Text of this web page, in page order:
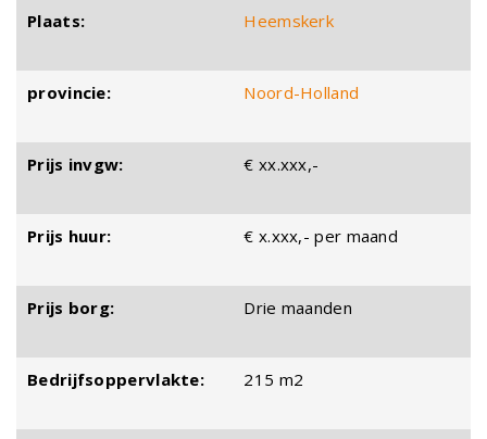
Plaats: Heemskerk
provincie: Noord-Holland
Prijs invgw: € xx.xxx,-
Prijs huur: € x.xxx,- per maand
Prijs borg: Drie maanden
Bedrijfsoppervlakte: 215 m2